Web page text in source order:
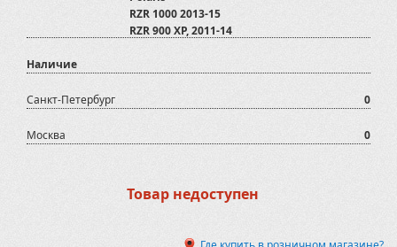
RZR 1000 2013-15
RZR 900 XP, 2011-14
Наличие
Санкт-Петербург 0
Москва 0
Товар недоступен